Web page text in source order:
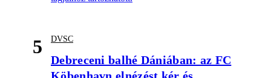
5 DVSC
Debreceni balhé Dániában: az FC